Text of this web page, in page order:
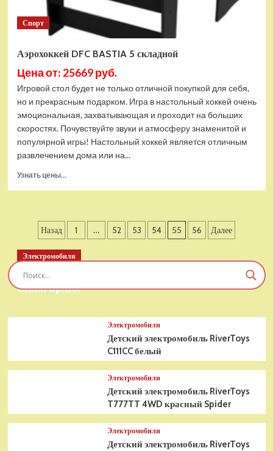
Спорт
Аэрохоккей DFC BASTIA 5 складной
Цена от: 25669 руб.
Игровой стол будет не только отличной покупкой для себя,
но и прекрасным подарком. Игра в настольный хоккей очень
эмоциональная, захватывающая и проходит на больших
скоростях. Почувствуйте звуки и атмосферу знаменитой и
популярной игры! Настольный хоккей является отличным
развлечением дома или на...
Узнать цены...
DFC
BASTIA
складной
Пагинация
записей
Назад 1 … 52 53 54 55 56 Далее
Электромобили
Детский электромобиль RiverToys T777TT 4WD
синий Spider
Электромобили
Детский электромобиль RiverToys
C111CC белый
Электромобили
Детский электромобиль RiverToys
T777TT 4WD красный Spider
Электромобили
Детский электромобиль RiverToys